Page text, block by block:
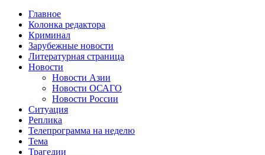
Главное
Колонка редактора
Криминал
Зарубежные новости
Литературная страница
Новости
Новости Азии
Новости ОСАГО
Новости России
Ситуация
Реплика
Телепрограмма на неделю
Тема
Трагедии